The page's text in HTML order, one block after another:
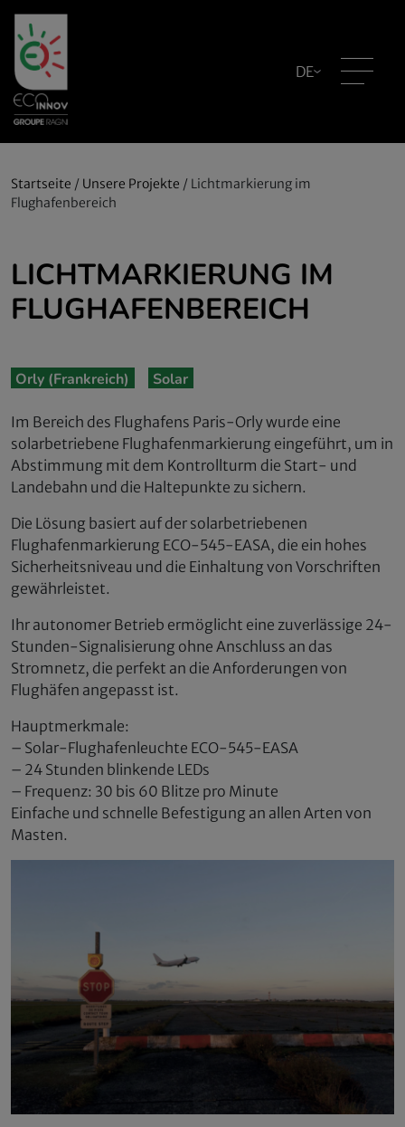
DE
Startseite / Unsere Projekte / Lichtmarkierung im
Flughafenbereich
LICHTMARKIERUNG IM
FLUGHAFENBEREICH
Orly (Frankreich) Solar
Im Bereich des Flughafens Paris-Orly wurde eine
solarbetriebene Flughafenmarkierung eingeführt, um in
Abstimmung mit dem Kontrollturm die Start- und
Landebahn und die Haltepunkte zu sichern.
Die Lösung basiert auf der solarbetriebenen
Flughafenmarkierung ECO-545-EASA, die ein hohes
Sicherheitsniveau und die Einhaltung von Vorschriften
gewährleistet.
Ihr autonomer Betrieb ermöglicht eine zuverlässige 24-
Stunden-Signalisierung ohne Anschluss an das
Stromnetz, die perfekt an die Anforderungen von
Flughäfen angepasst ist.
Hauptmerkmale:
– Solar-Flughafenleuchte ECO-545-EASA
– 24 Stunden blinkende LEDs
– Frequenz: 30 bis 60 Blitze pro Minute
Einfache und schnelle Befestigung an allen Arten von
Masten.